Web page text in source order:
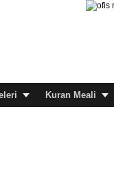
Kuran Meali